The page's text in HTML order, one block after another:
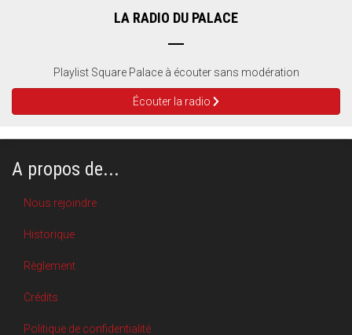
LA RADIO DU PALACE
Playlist Square Palace à écouter sans modération
Écouter la radio
A propos de...
Nous rejoindre
Historique
Règlement
Crédits
Politique de confidentialité